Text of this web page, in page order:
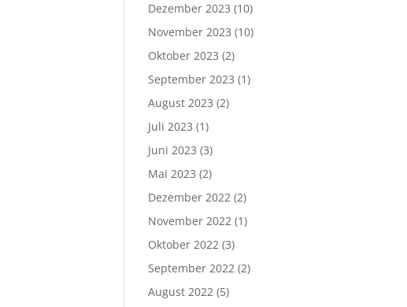
Dezember 2023 (10)
November 2023 (10)
Oktober 2023 (2)
September 2023 (1)
August 2023 (2)
Juli 2023 (1)
Juni 2023 (3)
Mai 2023 (2)
Dezember 2022 (2)
November 2022 (1)
Oktober 2022 (3)
September 2022 (2)
August 2022 (5)